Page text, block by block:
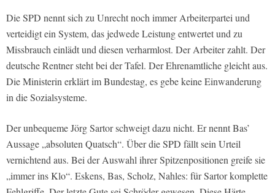
Die SPD nennt sich zu Unrecht noch immer Arbeiterpartei und
verteidigt ein System, das jedwede Leistung entwertet und zu
Missbrauch einlädt und diesen verharmlost. Der Arbeiter zahlt. Der
deutsche Rentner steht bei der Tafel. Der Ehrenamtliche gleicht aus.
Die Ministerin erklärt im Bundestag, es gebe keine Einwanderung
in die Sozialsysteme.
Der unbequeme Jörg Sartor schweigt dazu nicht. Er nennt Bas’
Aussage „absoluten Quatsch“. Über die SPD fällt sein Urteil
vernichtend aus. Bei der Auswahl ihrer Spitzenpositionen greife sie
„immer ins Klo“. Eskens, Bas, Scholz, Nahles: für Sartor komplette